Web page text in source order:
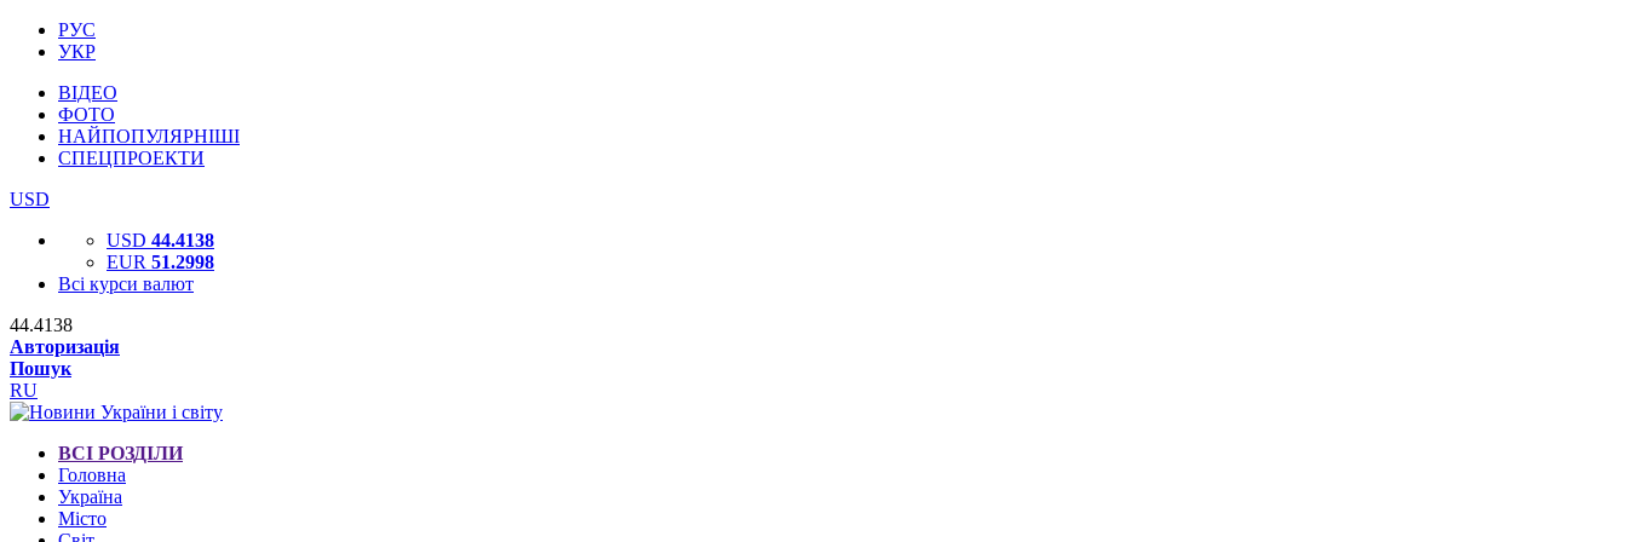
РУС
УКР
ВІДЕО
ФОТО
НАЙПОПУЛЯРНІШІ
СПЕЦПРОЕКТИ
USD
USD 44.4138
EUR 51.2998
Всі курси валют
44.4138
Авторизація
Пошук
RU
ВСІ РОЗДІЛИ
Головна
Україна
Місто